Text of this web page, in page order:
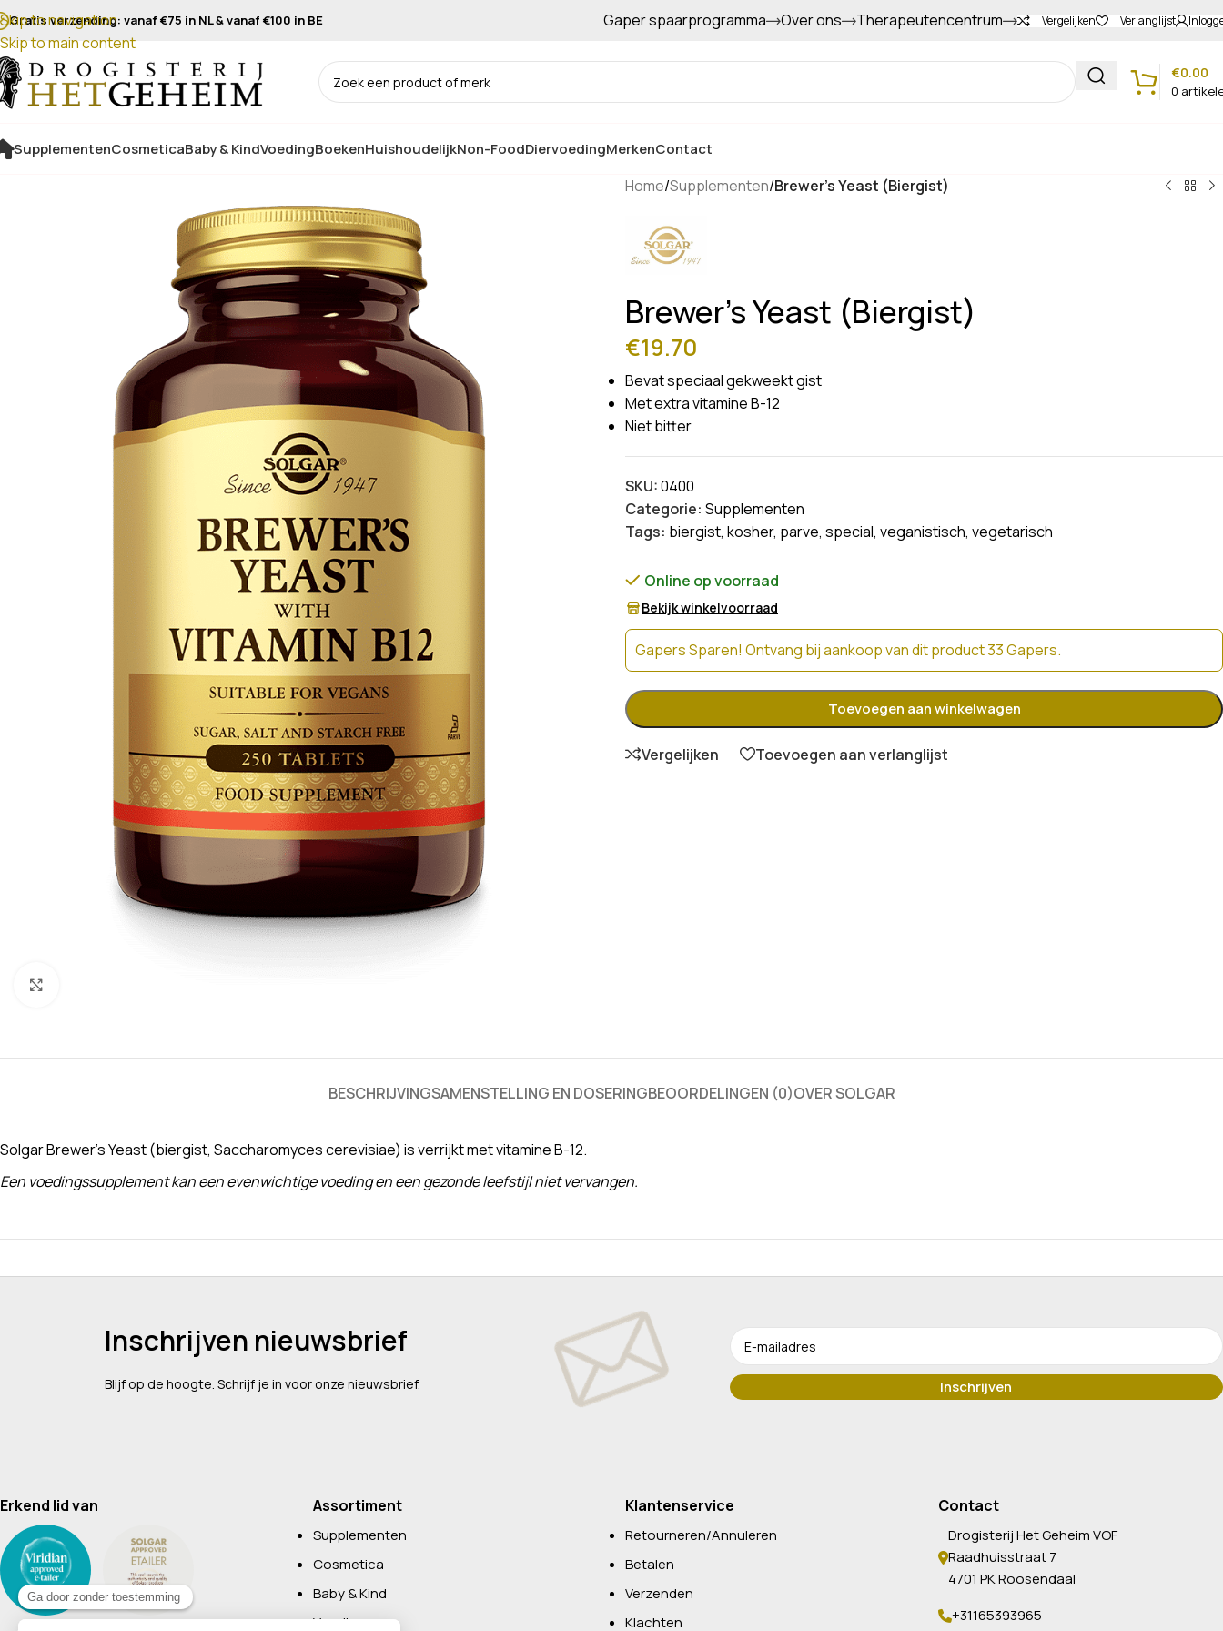
Skip to navigation
Skip to main content
Gratis verzending: vanaf €75 in NL & vanaf €100 in BE Gratis afhalen in de winkel Gapers sparen voor extra korting
Gaper spaarprogramma Over ons Therapeutencentrum Vergelijken Verlanglijst
0
€0.00
SupplementenCosmeticaBaby & KindVoedingBoekenHuishoudelijkNon-FoodDiervoedingMerkenContact
Home/Supplementen/Brewer’s Yeast (Biergist)
Brewer’s Yeast (Biergist)
€19.70
Bevat speciaal gekweekt gist
Met extra vitamine B-12
Niet bitter
SKU:0400
Categorie: Supplementen
Tags: biergist, kosher, parve, special, veganistisch, vegetarisch
Online op voorraad
Bekijk winkelvoorraad
Gapers Sparen! Ontvang bij aankoop van dit product 33 Gapers.
Toevoegen aan winkelwagen
Vergelijken Toevoegen aan verlanglijst
BESCHRIJVINGSAMENSTELLING EN DOSERINGBEOORDELINGEN (0)OVER SOLGAR
Solgar Brewer’s Yeast (biergist, Saccharomyces cerevisiae) is verrijkt met vitamine B-12.
Een voedingssupplement kan een evenwichtige voeding en een gezonde leefstijl niet vervangen.
Inschrijven nieuwsbrief
Blijf op de hoogte. Schrijf je in voor onze nieuwsbrief.
Erkend lid van Assortiment
Supplementen
Cosmetica
Baby & Kind
Voeding
Klantenservice
Retourneren/Annuleren
Betalen
Verzenden
Klachten
Contact
Drogisterij Het Geheim VOF
Raadhuisstraat 7
4701 PK Roosendaal
+31165393965